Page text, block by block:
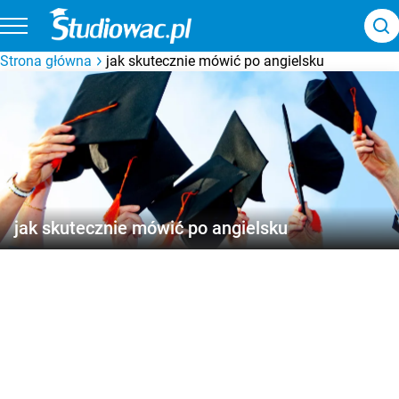
Strona główna jak skutecznie mówić po angielsku
jak skutecznie mówić po angielsku